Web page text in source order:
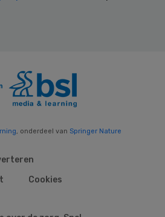
, onderdeel van Springer Nature
Cookies